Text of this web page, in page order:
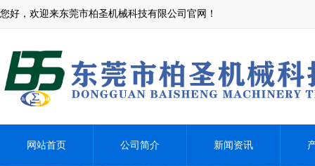
您好，欢迎来东莞市柏圣机械科技有限公司官网！
网站首页 公司简介 新闻资讯